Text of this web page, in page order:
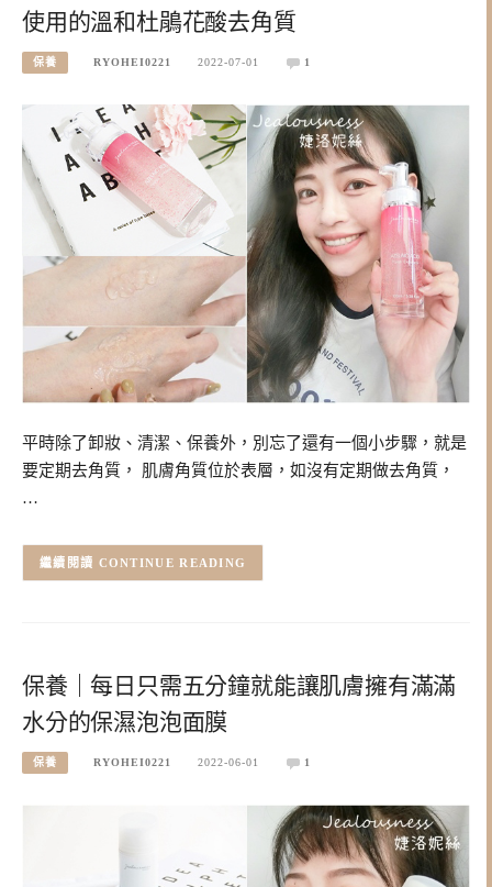
使用的溫和杜鵑花酸去角質
保養 RYOHEI0221 2022-07-01 1
平時除了卸妝、清潔、保養外，別忘了還有一個小步驟，就是
要定期去角質， 肌膚角質位於表層，如沒有定期做去角質，
…
CONTINUE READING
保養｜每日只需五分鐘就能讓肌膚擁有滿滿
水分的保濕泡泡面膜
保養 RYOHEI0221 2022-06-01 1